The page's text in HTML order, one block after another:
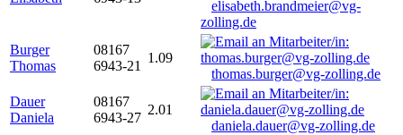
elisabeth.brandmeier@vg-
zolling.de
Burger
Thomas
08167
6943-21
1.09
thomas.burger@vg-zolling.de
Dauer
Daniela
08167
6943-27
2.01
daniela.dauer@vg-zolling.de